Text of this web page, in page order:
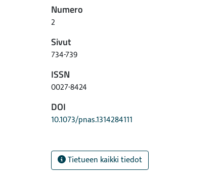
Numero
2
Sivut
734-739
ISSN
0027-8424
DOI
10.1073/pnas.1314284111
Tietueen kaikki tiedot